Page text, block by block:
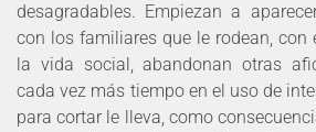
desagradables. Empiezan a
con los familiares que le rodean, con
la vida social, abandonan otras
cada vez más tiempo en el uso de
para cortar le lleva, como